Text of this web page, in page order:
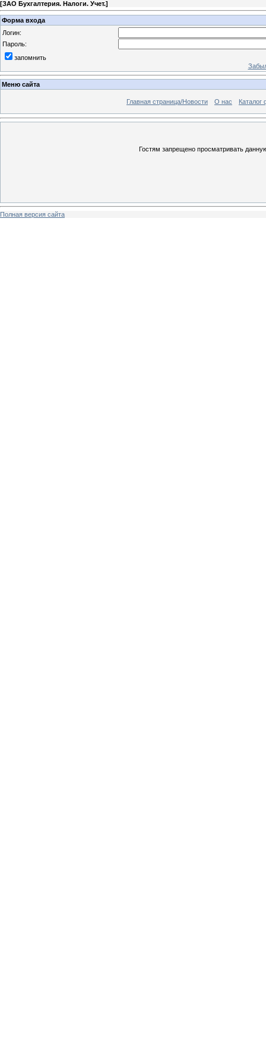
[ЗАО Бухгалтерия. Налоги. Учет.]
Форма входа
Логин:
Пароль:
запомнить
Меню сайта
Главная страница/Новости О нас Каталог
Гостям запрещено просматривать
Полная версия сайта